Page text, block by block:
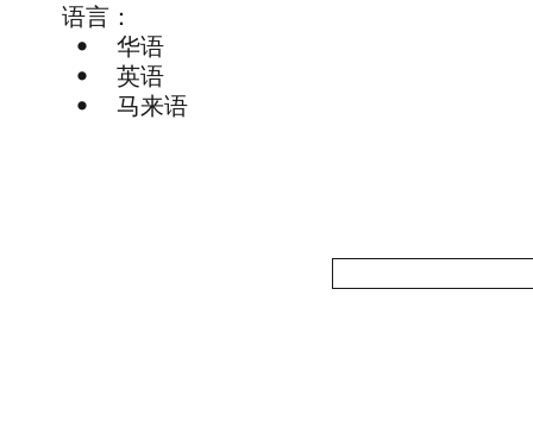
语言：
• 华语
• 英语
• 马来语